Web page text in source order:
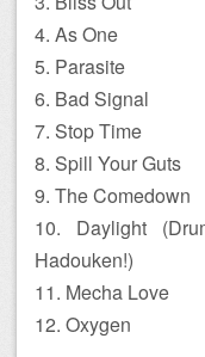
4. As One
5. Parasite
6. Bad Signal
7. Stop Time
8. Spill Your Guts
9. The Comedown
10. Daylight
Hadouken!)
11. Mecha Love
12. Oxygen